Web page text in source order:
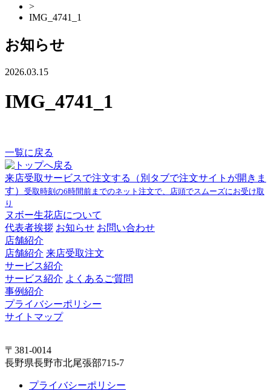
>
IMG_4741_1
お知らせ
2026.03.15
IMG_4741_1
一覧に戻る
来店受取サービスで注文する
（別タブで注文サイトが開きま
す） 受取時刻の6時間前までのネット注文で、店頭でスムーズにお受け取
り
ヌボー生花店について
代表者挨拶 お知らせ お問い合わせ
店舗紹介
店舗紹介 来店受取注文
サービス紹介
サービス紹介 よくあるご質問
事例紹介
プライバシーポリシー
サイトマップ
〒381-0014
長野県長野市北尾張部715-7
プライバシーポリシー